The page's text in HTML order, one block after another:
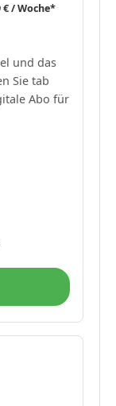
€ / Woche*
und das
Sie tab
Abo für